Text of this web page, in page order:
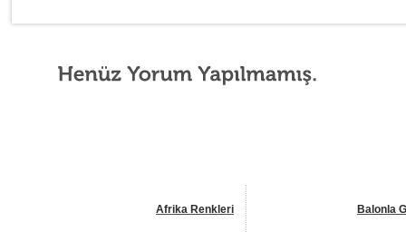
Afrika Renkleri Balonla